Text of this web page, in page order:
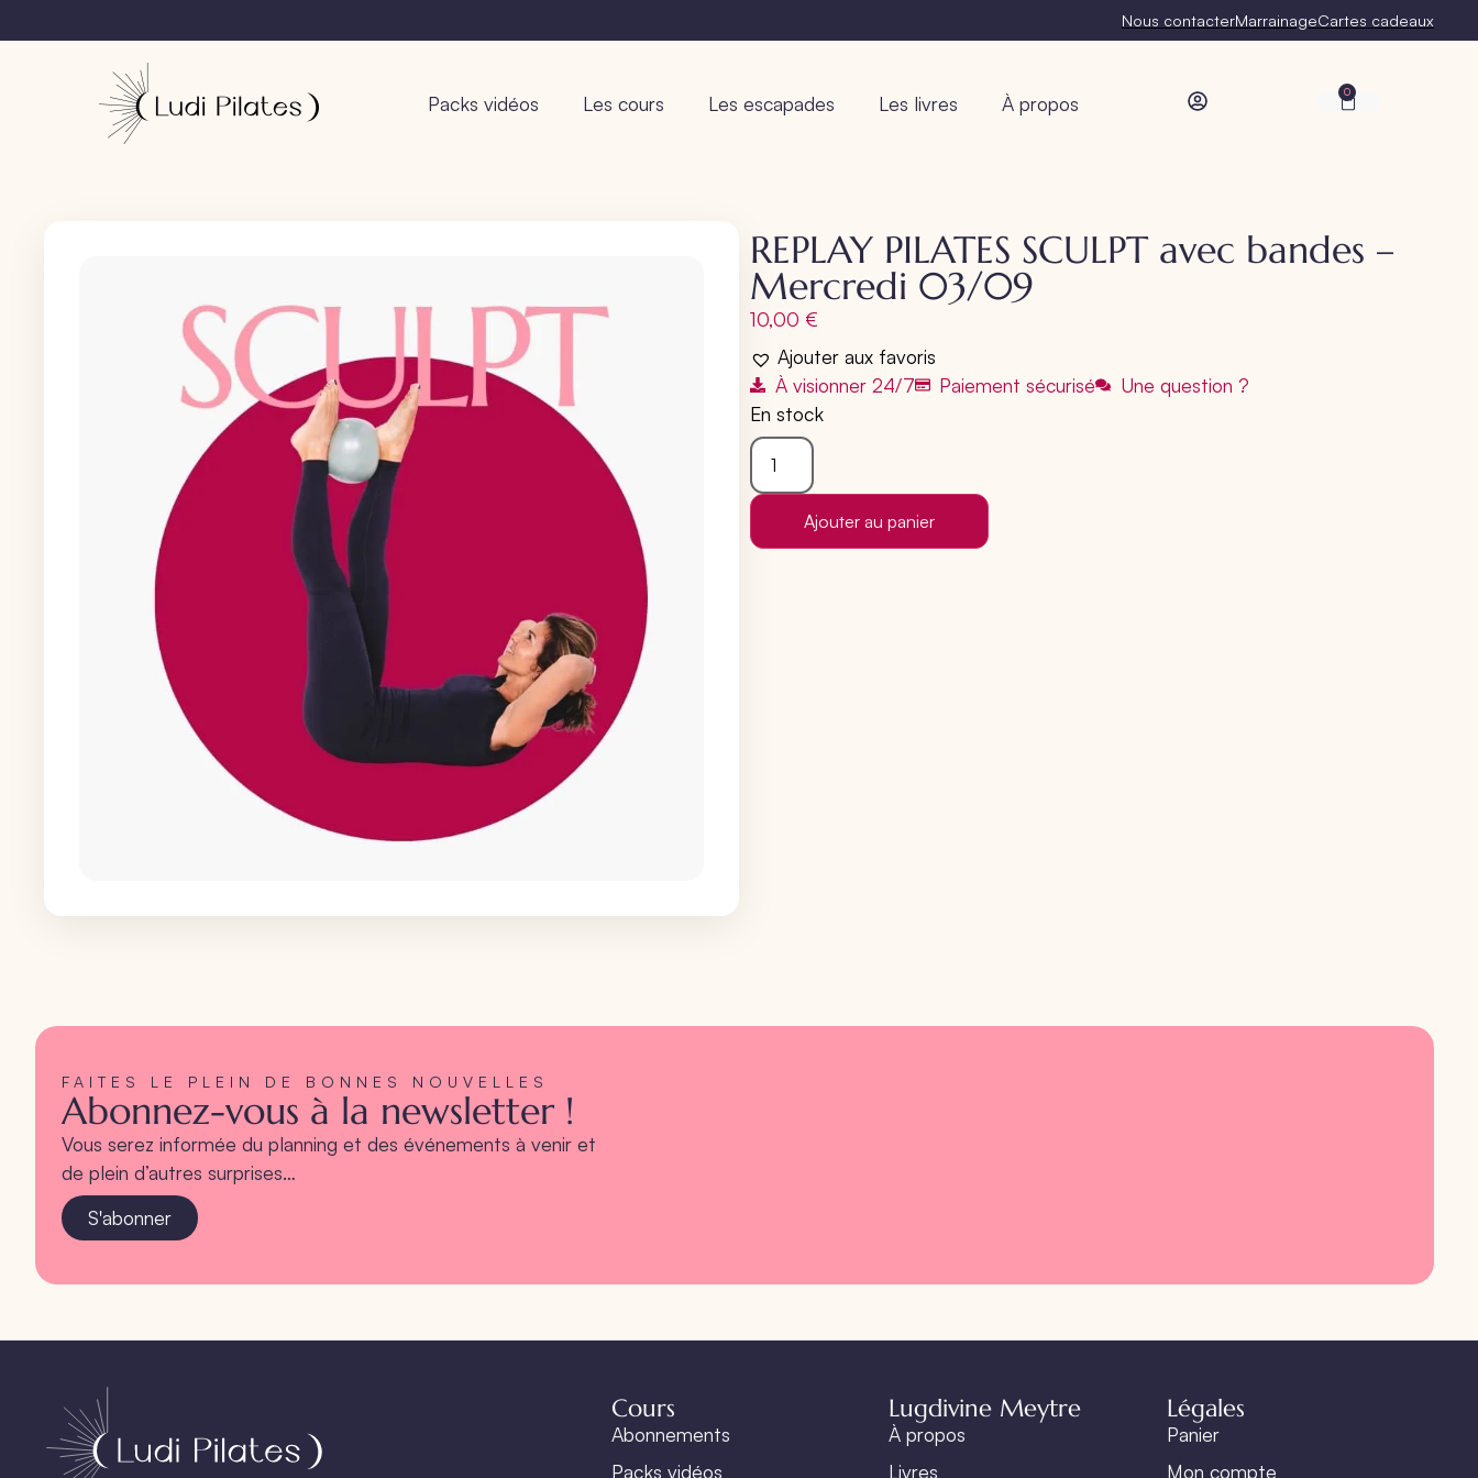
Nous contacterMarrainageCartes cadeaux
Packs vidéos Les cours Les escapades Les livres À propos 0
REPLAY PILATES SCULPT avec bandes –
Mercredi 03/09
10,00 €
Ajouter aux favoris
À visionner 24/7
Paiement sécurisé
Une question ?
En stock
Ajouter au panier
FAITES LE PLEIN DE BONNES NOUVELLES
Abonnez-vous à la newsletter !
Vous serez informée du planning et des événements à venir et
de plein d’autres surprises…
S'abonner
Cours
Abonnements
Packs vidéos
Lugdivine Meytre
À propos
Livres
Légales
Panier
Mon compte